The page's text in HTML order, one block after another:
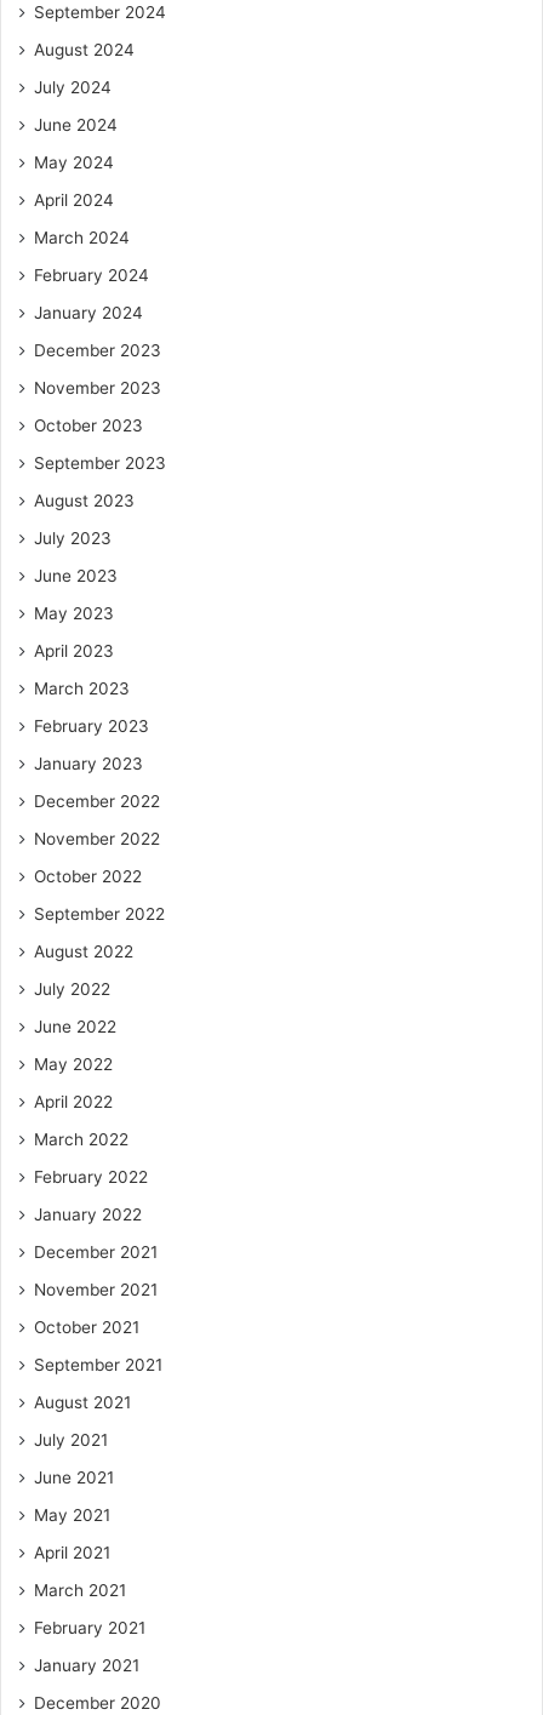
September 2024
August 2024
July 2024
June 2024
May 2024
April 2024
March 2024
February 2024
January 2024
December 2023
November 2023
October 2023
September 2023
August 2023
July 2023
June 2023
May 2023
April 2023
March 2023
February 2023
January 2023
December 2022
November 2022
October 2022
September 2022
August 2022
July 2022
June 2022
May 2022
April 2022
March 2022
February 2022
January 2022
December 2021
November 2021
October 2021
September 2021
August 2021
July 2021
June 2021
May 2021
April 2021
March 2021
February 2021
January 2021
December 2020